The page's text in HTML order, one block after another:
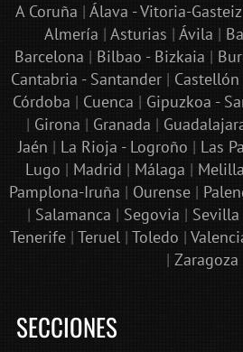
A Coruña | Álava - Vitoria-Gasteiz
Almería | Asturias | Ávila |
Barcelona | Bilbao - Bizkaia |
Cantabria - Santander| Castellón
Córdoba | Cuenca | Gipuzkoa -
| Girona | Granada |
Jaén | La Rioja - Logroño | Las
Lugo | Madrid | Málaga | Melilla
Pamplona-Iruña | Ourense |
| Salamanca | Segovia | Sevilla
Tenerife| Teruel| Toledo |
| Zaragoza
SECCIONES